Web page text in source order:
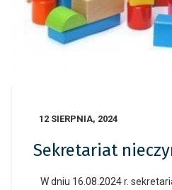
12 SIERPNIA, 2024
Sekretariat
W dniu 16.08.2024 r.